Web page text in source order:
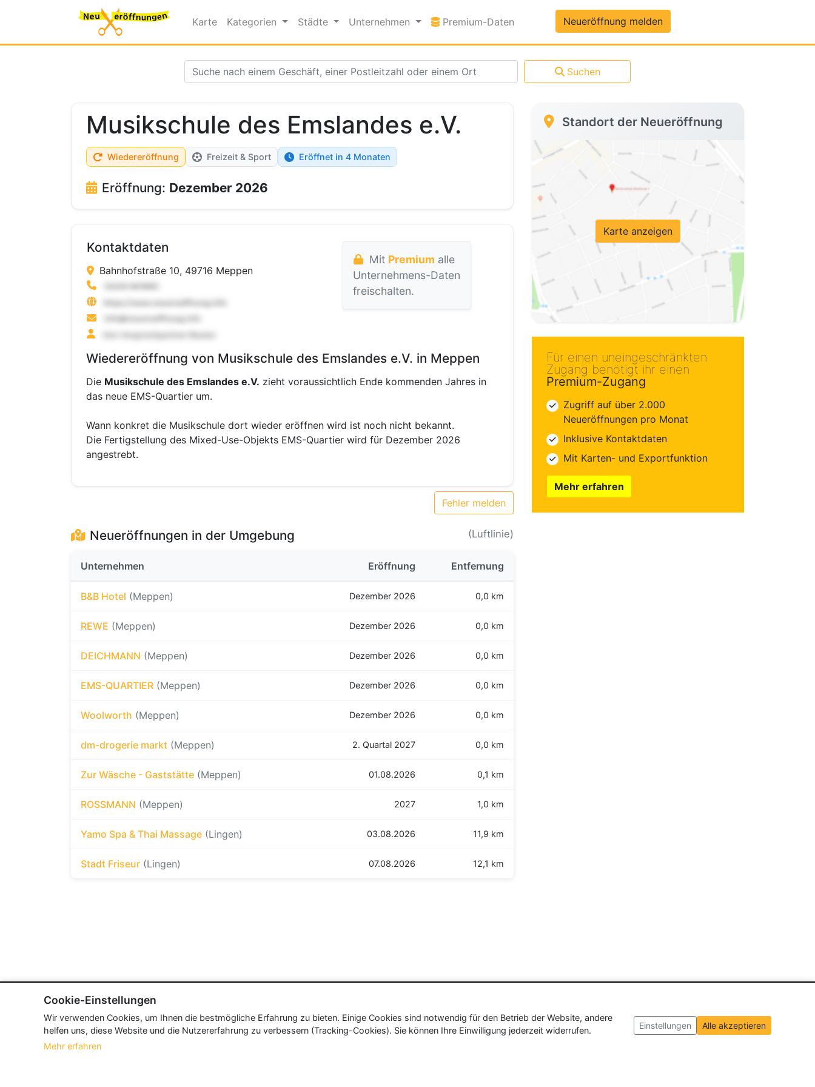
Karte Kategorien Städte Unternehmen Premium-Daten Premium-DatenNeueröffnung melden
Suchen
Musikschule des Emslandes e.V.
Wiedereröffnung Freizeit & Sport Eröffnet in 4 Monaten
Eröffnung: Dezember 2026
Kontaktdaten
Bahnhofstraße 10, 49716 Meppen
Mit Premium alle
Unternehmens-Daten
freischalten.
Wiedereröffnung von Musikschule des Emslandes e.V. in Meppen
Die Musikschule des Emslandes e.V. zieht voraussichtlich Ende kommenden Jahres in
das neue EMS-Quartier um.
Wann konkret die Musikschule dort wieder eröffnen wird ist noch nicht bekannt.
Die Fertigstellung des Mixed-Use-Objekts EMS-Quartier wird für Dezember 2026
angestrebt.
Fehler melden
Neueröffnungen in der Umgebung (Luftlinie)
Unternehmen Eröffnung Entfernung
B&B Hotel (Meppen) Dezember 2026 0,0 km
REWE (Meppen) Dezember 2026 0,0 km
DEICHMANN (Meppen) Dezember 2026 0,0 km
EMS-QUARTIER (Meppen) Dezember 2026 0,0 km
Woolworth (Meppen) Dezember 2026 0,0 km
dm-drogerie markt (Meppen) 2. Quartal 2027 0,0 km
Zur Wäsche - Gaststätte (Meppen) 01.08.2026 0,1 km
ROSSMANN (Meppen) 2027 1,0 km
Yamo Spa & Thai Massage (Lingen) 03.08.2026 11,9 km
Stadt Friseur (Lingen) 07.08.2026 12,1 km
Standort der Neueröffnung
Karte anzeigen
Für einen uneingeschränkten
Zugang benötigt ihr einen
Premium-Zugang
Zugriff auf über 2.000
Neueröffnungen pro Monat
Inklusive Kontaktdaten
Mit Karten- und Exportfunktion
Mehr erfahren
Cookie-Einstellungen
Wir verwenden Cookies, um Ihnen die bestmögliche Erfahrung zu bieten. Einige Cookies sind notwendig für den Betrieb der Website, andere
helfen uns, diese Website und die Nutzererfahrung zu verbessern (Tracking-Cookies). Sie können Ihre Einwilligung jederzeit widerrufen.
Mehr erfahren
Einstellungen Alle akzeptieren